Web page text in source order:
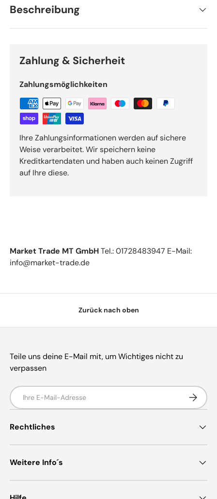
Beschreibung
Zahlung & Sicherheit
Zahlungsmöglichkeiten
Ihre Zahlungsinformationen werden auf sichere
Weise verarbeitet. Wir speichern keine
Kreditkartendaten und haben auch keinen Zugriff
auf Ihre diese.
Market Trade MT GmbHTel.: 01728483947 E-Mail:
info@market-trade.de
Zurück nach oben
Teile uns deine E-Mail mit, um Wichtiges nicht zu
verpassen
E-Mail
Rechtliches
Weitere Info´s